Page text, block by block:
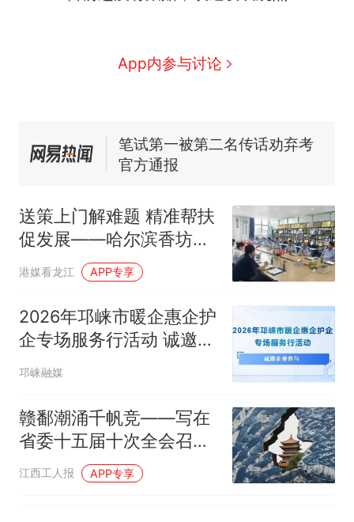
App内参与讨论
热 那个在床头放菜刀的女孩，
协会回应
笔试第一被第二名传话劝弃考
官方通报
试前13名均遭淘汰？教育局：
已叫停招聘，成立调查组全面
核查
台风"白海豚"中心附近最大风
力已达15级 最新研判
享界G9车型预售价公布：
热 那个在床头放菜刀的女孩，
因老师一句“跟我回家”改写了
人生
送策上门解难题 精准帮扶
促发展——哈尔滨香坊区
市场监管局深入企业开展
全链条合规助企服务
港媒看龙江 APP专享
2026年邛崃市暖企惠企护
企专场服务行活动 诚邀企
业参与
邛崃融媒
赣鄱潮涌千帆竞——写在
省委十五届十次全会召开
之时
江西工人报 APP专享